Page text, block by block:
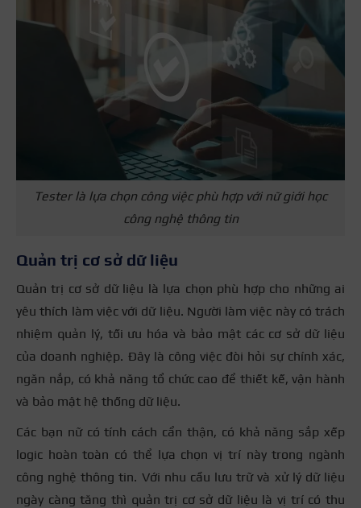
Tester là lựa chọn công việc phù hợp với nữ giới học
công nghệ thông tin
Quản trị cơ sở dữ liệu
Quản trị cơ sở dữ liệu là lựa chọn phù hợp cho những ai
yêu thích làm việc với dữ liệu. Người làm việc này có trách
nhiệm quản lý, tối ưu hóa và bảo mật các cơ sở dữ liệu
của doanh nghiệp. Đây là công việc đòi hỏi sự chính xác,
ngăn nắp, có khả năng tổ chức cao để thiết kế, vận hành
và bảo mật hệ thống dữ liệu.
Các bạn nữ có tính cách cẩn thận, có khả năng sắp xếp
logic hoàn toàn có thể lựa chọn vị trí này trong ngành
công nghệ thông tin. Với nhu cầu lưu trữ và xử lý dữ liệu
ngày càng tăng thì quản trị cơ sở dữ liệu là vị trí có thu